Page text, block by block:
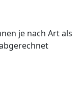
je nach Art als